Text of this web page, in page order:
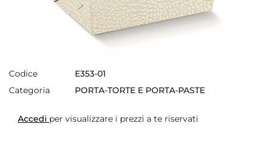
Codice
E353-01
Categoria
PORTA-TORTE E PORTA-PASTE
Accedi per visualizzare i prezzi a te riservati